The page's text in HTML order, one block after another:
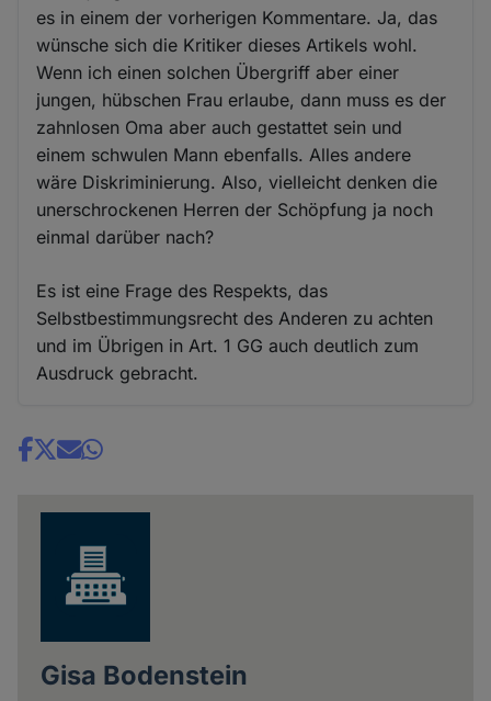
es in einem der vorherigen Kommentare. Ja, das
wünsche sich die Kritiker dieses Artikels wohl.
Wenn ich einen solchen Übergriff aber einer
jungen, hübschen Frau erlaube, dann muss es der
zahnlosen Oma aber auch gestattet sein und
einem schwulen Mann ebenfalls. Alles andere
wäre Diskriminierung. Also, vielleicht denken die
unerschrockenen Herren der Schöpfung ja noch
einmal darüber nach?
Es ist eine Frage des Respekts, das
Selbstbestimmungsrecht des Anderen zu achten
und im Übrigen in Art. 1 GG auch deutlich zum
Ausdruck gebracht.
Share
Gisa Bodenstein